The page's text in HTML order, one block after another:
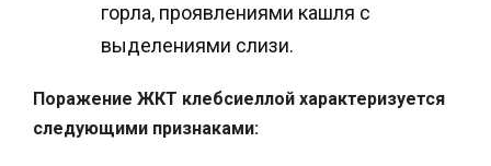
горла, проявлениями кашля с
выделениями слизи.
Поражение ЖКТ клебсиеллой характеризуется
следующими признаками: